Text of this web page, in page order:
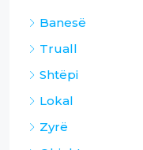
Banesë
Truall
Shtëpi
Lokal
Zyrë